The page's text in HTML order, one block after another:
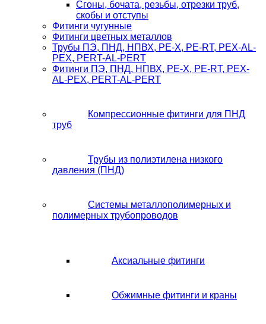
Сгоны, бочата, резьбы, отрезки труб,
скобы и отступы
Фитинги чугунные
Фитинги цветных металлов
Трубы ПЭ, ПНД, НПВХ, PE-X, PE-RT, PEX-AL-
PEX, PERT-AL-PERT
Фитинги ПЭ, ПНД, НПВХ, PE-X, PE-RT, PEX-
AL-PEX, PERT-AL-PERT
Компрессионные фитинги для ПНД
труб
Трубы из полиэтилена низкого
давления (ПНД)
Системы металлополимерных и
полимерных трубопроводов
Аксиальные фитинги
Обжимные фитинги и краны